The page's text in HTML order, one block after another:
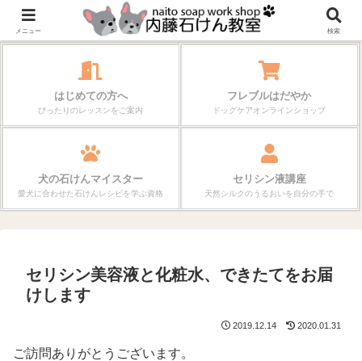
作る楽しさが、毎日の暮らしを変えていく。
はじめての方へ
ぴったりのレッスンをご案内
フレブルはだやか
ドッグケアオンラインショップ
犬の石けんマイスター
愛犬に合わせた石けんレシピを学ぶ資格
セリシン液講座
天然シルクのうるおいを自分の手で
セリシン美容液と化粧水、できたてをお届
けします
2019.12.14 2020.01.31
ご訪問ありがとうございます。
メニュー 検索